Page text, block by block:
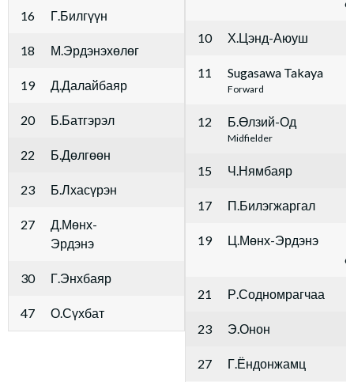
16 Г.Билгүүн
18 М.Эрдэнэхөлөг
19 Д.Далайбаяр
20 Б.Батгэрэл
22 Б.Дөлгөөн
23 Б.Лхасүрэн
27
Д.Мөнх-
Эрдэнэ
30 Г.Энхбаяр
47 О.Сүхбат
10 Х.Цэнд-Аюуш
11 Sugasawa Takaya
Forward
12 Б.Өлзий-Од
Midfielder
15 Ч.Нямбаяр
17 П.Билэгжаргал
19
Ц.Мөнх-Эрдэнэ
21 Р.Содномрагчаа
23 Э.Онон
27 Г.Ёндонжамц